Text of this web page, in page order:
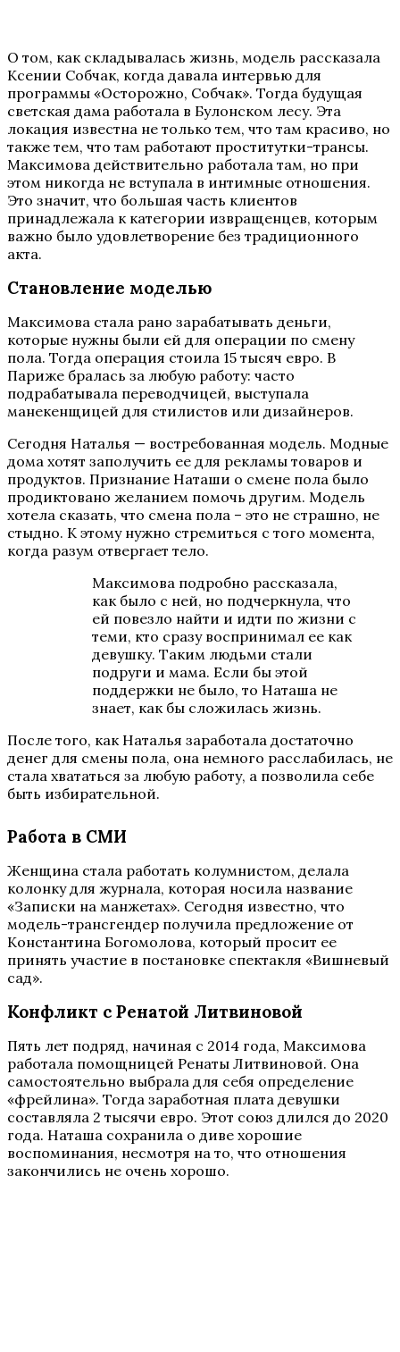
О том, как складывалась жизнь, модель рассказала
Ксении Собчак, когда давала интервью для
программы «Осторожно, Собчак». Тогда будущая
светская дама работала в Булонском лесу. Эта
локация известна не только тем, что там красиво, но
также тем, что там работают проститутки-трансы.
Максимова действительно работала там, но при
этом никогда не вступала в интимные отношения.
Это значит, что большая часть клиентов
принадлежала к категории извращенцев, которым
важно было удовлетворение без традиционного
акта.
Становление моделью
Максимова стала рано зарабатывать деньги,
которые нужны были ей для операции по смену
пола. Тогда операция стоила 15 тысяч евро. В
Париже бралась за любую работу: часто
подрабатывала переводчицей, выступала
манекенщицей для стилистов или дизайнеров.
Сегодня Наталья — востребованная модель. Модные
дома хотят заполучить ее для рекламы товаров и
продуктов. Признание Наташи о смене пола было
продиктовано желанием помочь другим. Модель
хотела сказать, что смена пола – это не страшно, не
стыдно. К этому нужно стремиться с того момента,
когда разум отвергает тело.
Максимова подробно рассказала,
как было с ней, но подчеркнула, что
ей повезло найти и идти по жизни с
теми, кто сразу воспринимал ее как
девушку. Таким людьми стали
подруги и мама. Если бы этой
поддержки не было, то Наташа не
знает, как бы сложилась жизнь.
После того, как Наталья заработала достаточно
денег для смены пола, она немного расслабилась, не
стала хвататься за любую работу, а позволила себе
быть избирательной.
Работа в СМИ
Женщина стала работать колумнистом, делала
колонку для журнала, которая носила название
«Записки на манжетах». Сегодня известно, что
модель-трансгендер получила предложение от
Константина Богомолова, который просит ее
принять участие в постановке спектакля «Вишневый
сад».
Конфликт с Ренатой Литвиновой
Пять лет подряд, начиная с 2014 года, Максимова
работала помощницей Ренаты Литвиновой. Она
самостоятельно выбрала для себя определение
«фрейлина». Тогда заработная плата девушки
составляла 2 тысячи евро. Этот союз длился до 2020
года. Наташа сохранила о диве хорошие
воспоминания, несмотря на то, что отношения
закончились не очень хорошо.